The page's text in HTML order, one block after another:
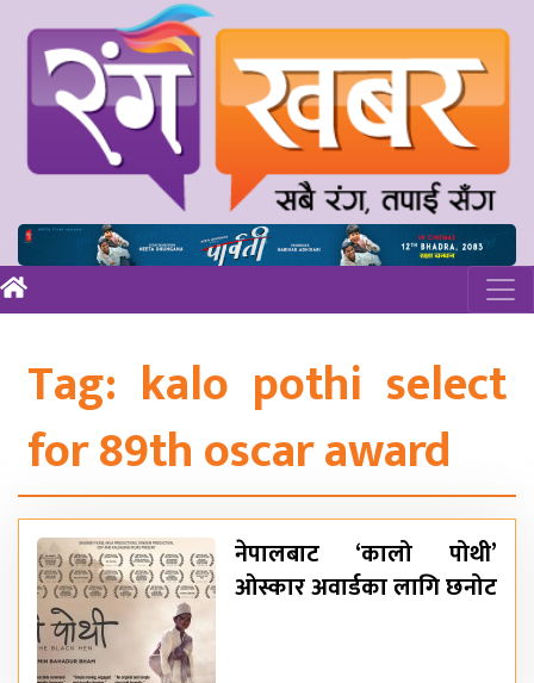
Tag: kalo pothi select
for 89th oscar award
नेपालबाट ‘कालो पोथी’
ओस्कार अवार्डका लागि छनोट